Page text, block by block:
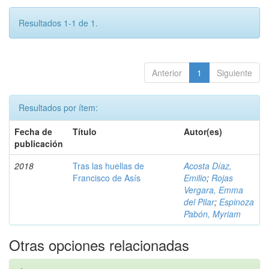
Resultados 1-1 de 1.
Anterior 1 Siguiente
Resultados por ítem:
Fecha de
publicación
Título Autor(es)
2018
Tras las huellas de
Francisco de Asís
Acosta Díaz,
Emilio; Rojas
Vergara, Emma
del Pilar; Espinoza
Pabón, Myriam
Otras opciones relacionadas